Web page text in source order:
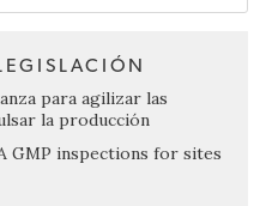
para agilizar las
la producción
GMP inspections for sites